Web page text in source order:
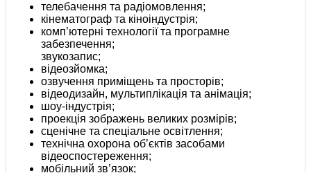
телебачення та радіомовлення;
кінематограф та кіноіндустрія;
комп’ютерні технології та програмне
забезпечення;
звукозапис;
відеозйомка;
озвучення приміщень та просторів;
відеодизайн, мультиплікація та анімація;
шоу-індустрія;
проекція зображень великих розмірів;
сценічне та спеціальне освітлення;
технічна охорона об’єктів засобами
відеоспостереження;
мобільний зв’язок;